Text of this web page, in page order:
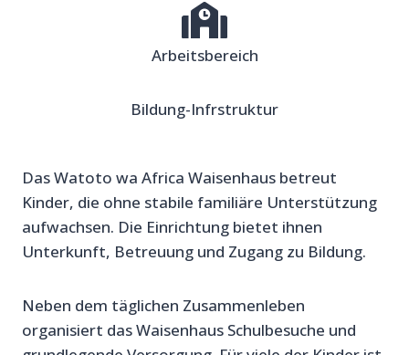
Arbeitsbereich
Bildung-Infrstruktur
Das Watoto wa Africa Waisenhaus betreut
Kinder, die ohne stabile familiäre Unterstützung
aufwachsen. Die Einrichtung bietet ihnen
Unterkunft, Betreuung und Zugang zu Bildung.
Neben dem täglichen Zusammenleben
organisiert das Waisenhaus Schulbesuche und